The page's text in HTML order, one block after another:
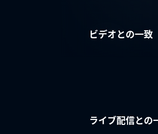
ビデオとの一致
ライブ配信との